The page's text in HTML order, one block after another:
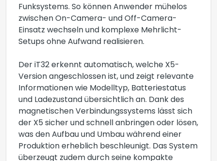
Funksystems. So können Anwender mühelos
zwischen On-Camera- und Off-Camera-
Einsatz wechseln und komplexe Mehrlicht-
Setups ohne Aufwand realisieren.
Der iT32 erkennt automatisch, welche X5-
Version angeschlossen ist, und zeigt relevante
Informationen wie Modelltyp, Batteriestatus
und Ladezustand übersichtlich an. Dank des
magnetischen Verbindungssystems lässt sich
der X5 sicher und schnell anbringen oder lösen,
was den Aufbau und Umbau während einer
Produktion erheblich beschleunigt. Das System
überzeugt zudem durch seine kompakte